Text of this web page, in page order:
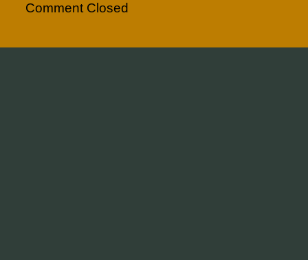
Comment Closed